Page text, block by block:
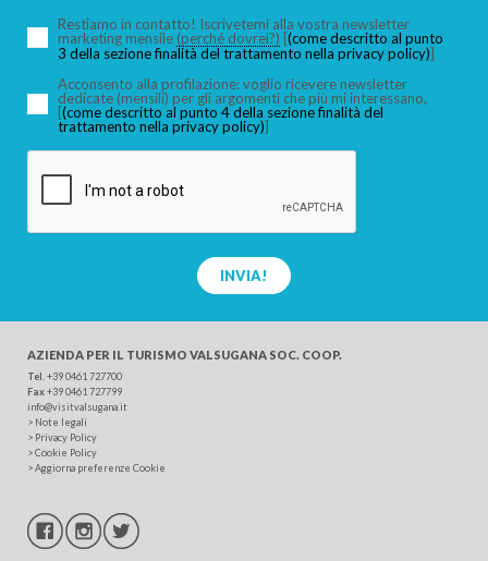
CERCA
Restiamo in contatto! Iscrivetemi alla vostra newsletter
marketing mensile (perché dovrei?) [(come descritto al punto
3 della sezione finalità del trattamento nella privacy policy)]
Acconsento alla profilazione: voglio ricevere newsletter
dedicate (mensili) per gli argomenti che più mi interessano,
[(come descritto al punto 4 della sezione finalità del
trattamento nella privacy policy)]
INVIA!
AZIENDA PER IL TURISMO VALSUGANA SOC. COOP.
Tel +39 0461 727700
Fax+39 0461 727799
info@visitvalsugana.it
> Note legali
> Privacy Policy
>Cookie Policy
>Aggiorna preferenze Cookie